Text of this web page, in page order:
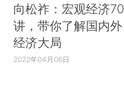
向松祚：宏观经济70
讲，带你了解国内外
经济大局
2022年04月06日